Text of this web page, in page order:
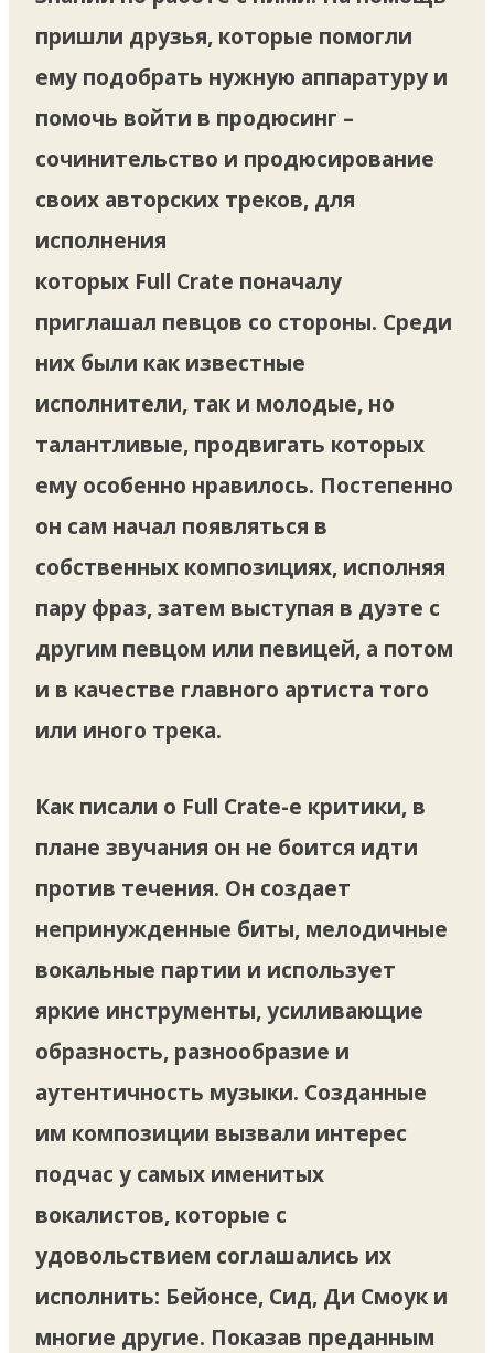
пришли друзья, которые помогли
ему подобрать нужную аппаратуру и
помочь войти в продюсинг –
сочинительство и продюсирование
своих авторских треков, для
исполнения
которых Full Crate поначалу
приглашал певцов со стороны. Среди
них были как известные
исполнители, так и молодые, но
талантливые, продвигать которых
ему особенно нравилось. Постепенно
он сам начал появляться в
собственных композициях, исполняя
пару фраз, затем выступая в дуэте с
другим певцом или певицей, а потом
и в качестве главного артиста того
или иного трека.
Как писали о Full Crate-е критики, в
плане звучания он не боится идти
против течения. Он создает
непринужденные биты, мелодичные
вокальные партии и использует
яркие инструменты, усиливающие
образность, разнообразие и
аутентичность музыки. Созданные
им композиции вызвали интерес
подчас у самых именитых
вокалистов, которые с
удовольствием соглашались их
исполнить: Бейонсе, Сид, Ди Смоук и
многие другие. Показав преданным